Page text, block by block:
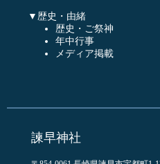
▼歴史・由緒
歴史・ご祭神
年中行事
メディア掲載
諫早神社